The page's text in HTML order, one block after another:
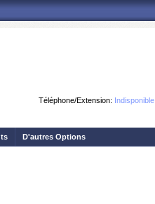
Téléphone/Extension: Indisponible
D'autres Options